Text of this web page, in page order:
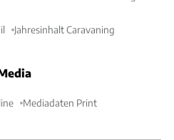
Jahresinhalt Caravaning
Mediadaten Print